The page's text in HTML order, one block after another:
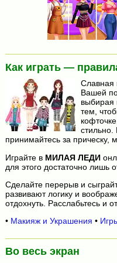
Как играть —
Славная
Вашей
выбирая
тем,
принимайтесь за прическу,
Играйте в МИЛАЯ ЛЕДИ
для этого достаточно лишь
Сделайте перерыв и
развивают логику и
отдохнуть. Расслабьтесь и
• Макияж и Украшения •
Во весь экран